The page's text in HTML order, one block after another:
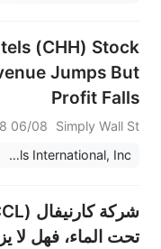
(CHH) Stock
Jumps But
Profit Falls
Simply Wall St
06/08 01:18
Choice Hotels International, Inc.
تحت الماء، فهل لا